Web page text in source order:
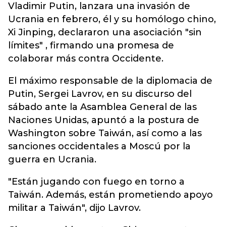
Vladimir Putin, lanzara una invasión de
Ucrania en febrero, él y su homólogo chino,
Xi Jinping, declararon una asociación "sin
límites" , firmando una promesa de
colaborar más contra Occidente.
El máximo responsable de la diplomacia de
Putin, Sergei Lavrov, en su discurso del
sábado ante la Asamblea General de las
Naciones Unidas, apuntó a la postura de
Washington sobre Taiwán, así como a las
sanciones occidentales a Moscú por la
guerra en Ucrania.
"Están jugando con fuego en torno a
Taiwán. Además, están prometiendo apoyo
militar a Taiwán", dijo Lavrov.